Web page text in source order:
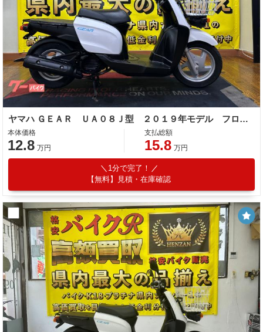
ヤマハ ＧＥＡＲ ＵＡ０８Ｊ型 ２０１９年モデル フロントカゴ サイドスタンド セルスタートエンジン
本体価格
12.8 万円
支払総額
15.8 万円
1分で完了！
【無料】見積・在庫確認